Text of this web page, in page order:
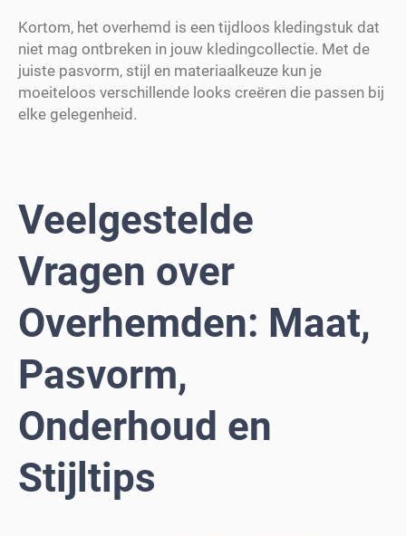
Kortom, het overhemd is een tijdloos kledingstuk dat
niet mag ontbreken in jouw kledingcollectie. Met de
juiste pasvorm, stijl en materiaalkeuze kun je
moeiteloos verschillende looks creëren die passen bij
elke gelegenheid.
Veelgestelde
Vragen over
Overhemden: Maat,
Pasvorm,
Onderhoud en
Stijltips